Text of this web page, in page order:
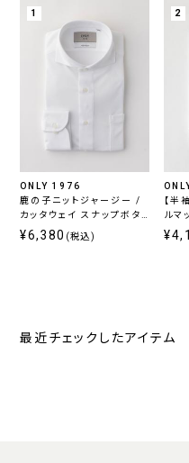
1
ONLY 1976
鹿の子ニットジャージー /
カッタウェイ スナップボタ
ン ホワイト 無地 定番
¥6,380 (税込)
2
【半
ルマ
ナッ
最近チェックしたアイテム